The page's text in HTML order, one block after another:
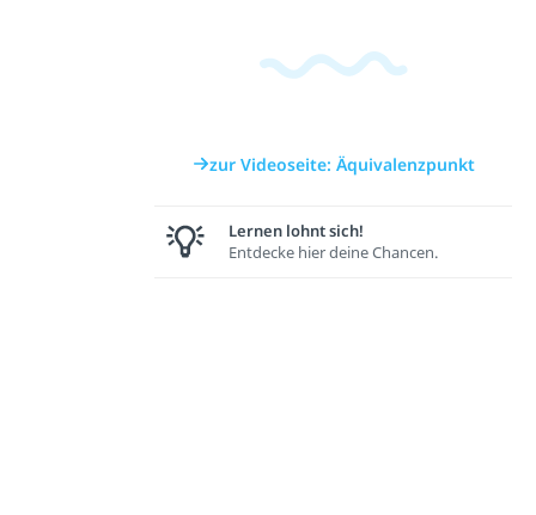
zur Videoseite: Äquivalenzpunkt
Lernen lohnt sich!
Entdecke hier deine Chancen.